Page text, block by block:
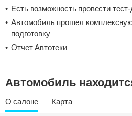
Есть возможность провести
Автомобиль прошел
подготовку
Отчет Автотеки
Автомобиль
О салоне Карта